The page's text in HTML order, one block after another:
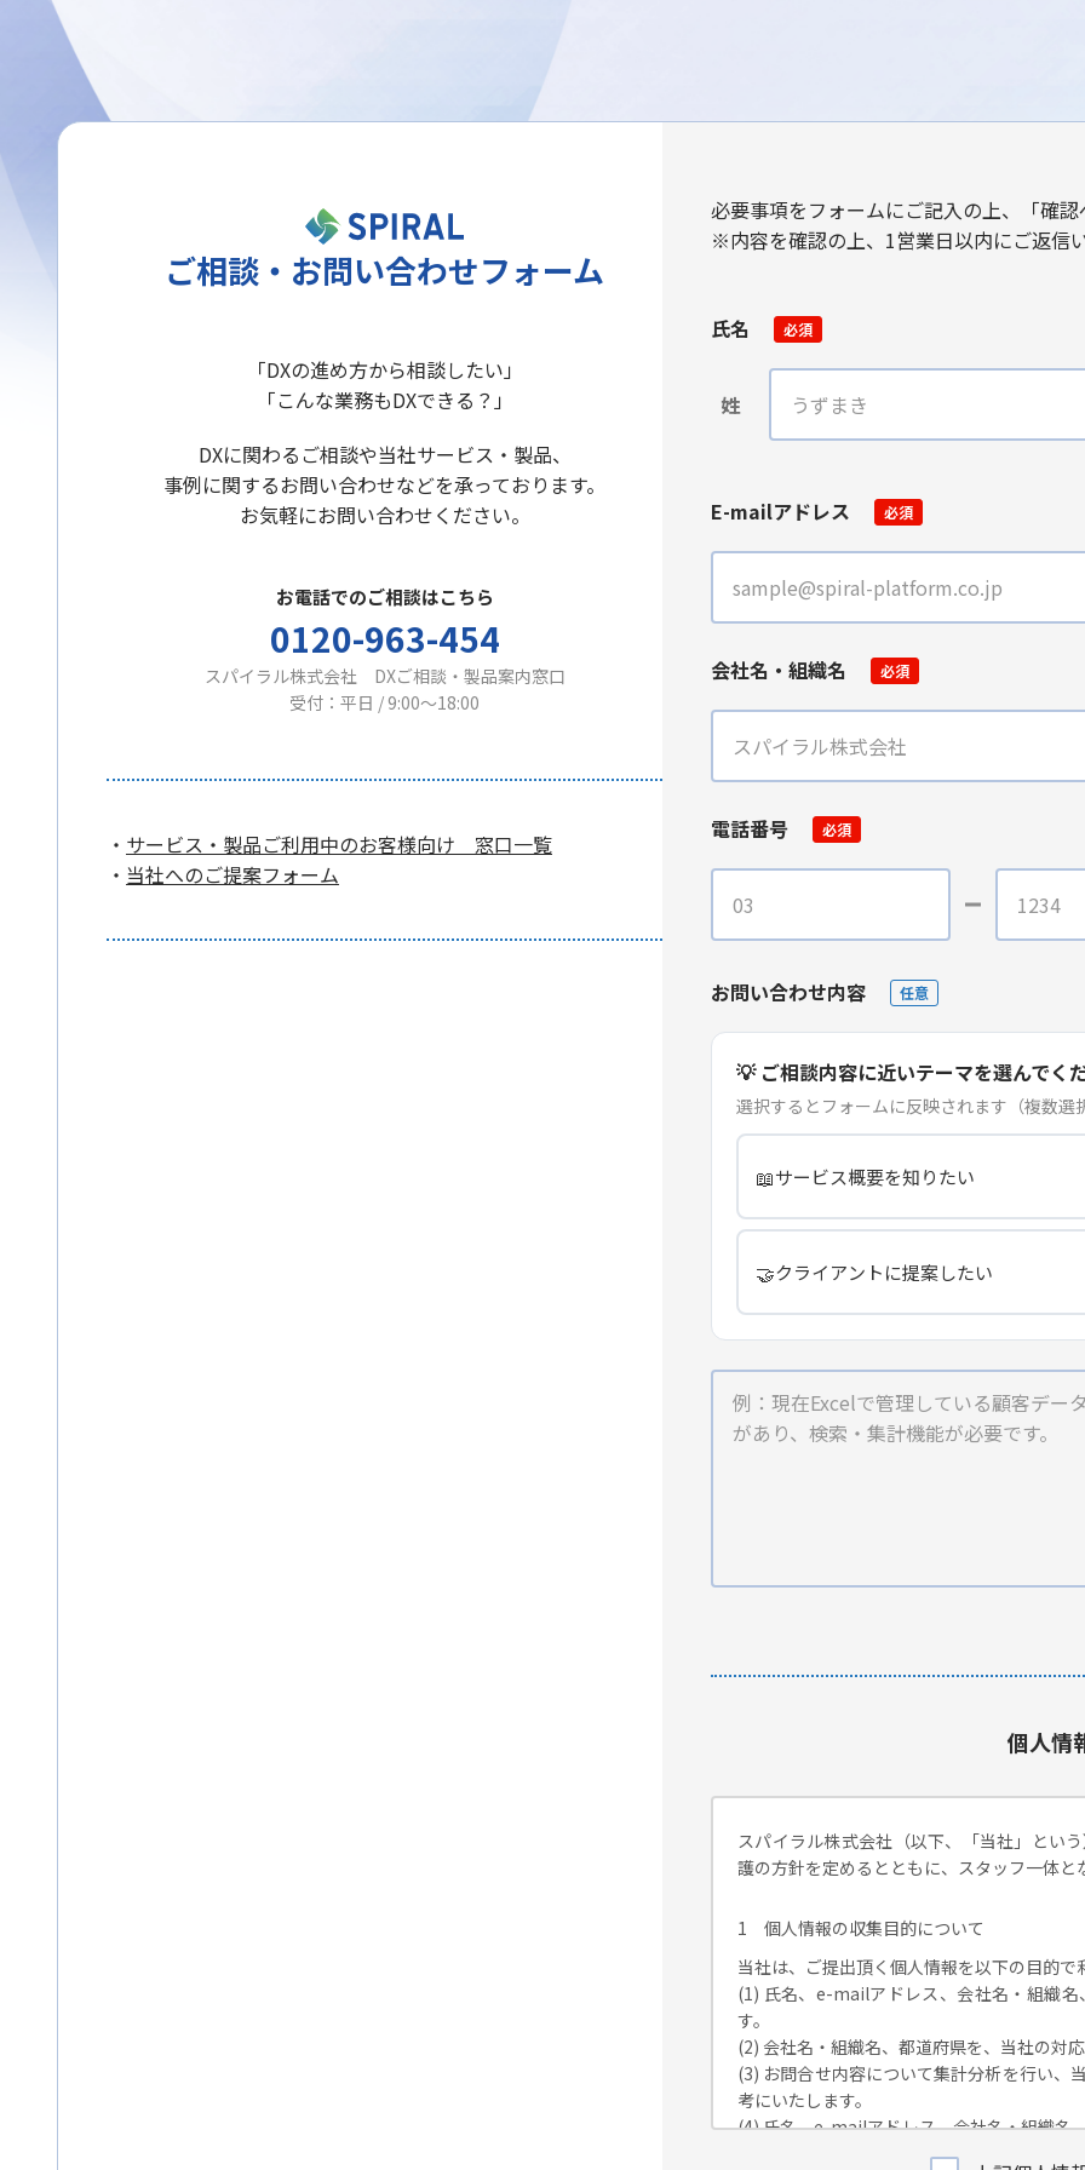
ご相談・お問い合わせフォーム
「DXの進め方から相談したい」
「こんな業務もDXできる？」
DXに関わるご相談や当社サービス・製品、
事例に関するお問い合わせなどを承っております。
お気軽にお問い合わせください。
お電話でのご相談はこちら
0120-963-454
スパイラル株式会社 DXご相談・製品案内窓口
受付：平日 / 9:00〜18:00
・ サービス・製品ご利用中のお客様向け 窓口一覧
・ 当社へのご提案フォーム
必要事項をフォームにご記入の上、「確
※内容を確認の上、1営業日以内にご返信
氏名 必須
姓
E-mailアドレス 必須
会社名・組織名 必須
電話番号 必須
お問い合わせ内容 任意
💡 ご相談内容に近いテーマを選んでく
選択するとフォームに反映されます（複数選
📖サービス概要を知りたい
🤝クライアントに提案したい
個人情
スパイラル株式会社（以下、「当社」とい
護の方針を定めるとともに、スタッフ一体
1 個人情報の収集目的について
当社は、ご提出頂く個人情報を以下の目的で
(1) 氏名、e-mailアドレス、会社名・組織
す。
(2) 会社名・組織名、都道府県を、当社の対
(3) お問合せ内容について集計分析を行い、
考にいたします。
(4) 氏名、e-mailアドレス、会社名・組織名
が独自に発信する情報（ブログ記事、ホワ